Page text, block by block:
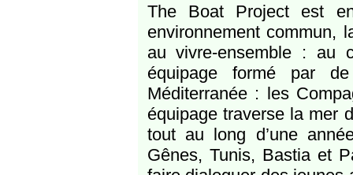
The Boat Project est
environnement commun,
au vivre-ensemble :
équipage formé par
Méditerranée : les
équipage traverse la mer
tout au long d’une
Gênes, Tunis, Bastia et